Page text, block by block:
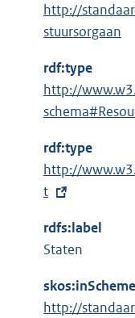
http://
stuursorgaan
rdf:type
E
x
e
r
n
l
n
k
http://
rdf:type
E
x
e
r
n
e
http://
t
rdfs:label
Staten
skos:inScheme
http://